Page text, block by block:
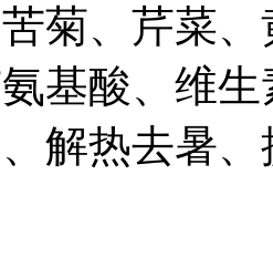
菊、芹菜
基酸、维
解热去暑